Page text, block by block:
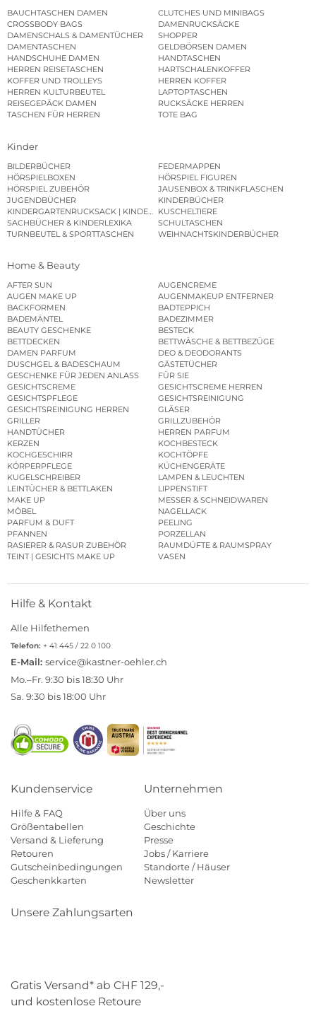
BAUCHTASCHEN DAMEN
CLUTCHES UND MINIBAGS
CROSSBODY BAGS
DAMENRUCKSÄCKE
DAMENSCHALS & DAMENTÜCHER
SHOPPER
DAMENTASCHEN
GELDBÖRSEN DAMEN
HANDSCHUHE DAMEN
HANDTASCHEN
HERREN REISETASCHEN
HARTSCHALENKOFFER
KOFFER UND TROLLEYS
HERREN KOFFER
HERREN KULTURBEUTEL
LAPTOPTASCHEN
REISEGEPÄCK DAMEN
RUCKSÄCKE HERREN
TASCHEN FÜR HERREN
TOTE BAG
Kinder
BILDERBÜCHER
FEDERMAPPEN
HÖRSPIELBOXEN
HÖRSPIEL FIGUREN
HÖRSPIEL ZUBEHÖR
JAUSENBOX & TRINKFLASCHEN
JUGENDBÜCHER
KINDERBÜCHER
KINDERGARTENRUCKSACK | KINDERGARTENBEUTEL
KUSCHELTIERE
SACHBÜCHER & KINDERLEXIKA
SCHULTASCHEN
TURNBEUTEL & SPORTTASCHEN
WEIHNACHTSKINDERBÜCHER
Home & Beauty
AFTER SUN
AUGENCREME
AUGEN MAKE UP
AUGENMAKEUP ENTFERNER
BACKFORMEN
BADTEPPICH
BADEMÄNTEL
BADEZIMMER
BEAUTY GESCHENKE
BESTECK
BETTDECKEN
BETTWÄSCHE & BETTBEZÜGE
DAMEN PARFUM
DEO & DEODORANTS
DUSCHGEL & BADESCHAUM
GÄSTETÜCHER
GESCHENKE FÜR JEDEN ANLASS
FÜR SIE
GESICHTSCREME
GESICHTSCREME HERREN
GESICHTSPFLEGE
GESICHTSREINIGUNG
GESICHTSREINIGUNG HERREN
GLÄSER
GRILLER
GRILLZUBEHÖR
HANDTÜCHER
HERREN PARFUM
KERZEN
KOCHBESTECK
KOCHGESCHIRR
KOCHTÖPFE
KÖRPERPFLEGE
KÜCHENGERÄTE
KUGELSCHREIBER
LAMPEN & LEUCHTEN
LEINTÜCHER & BETTLAKEN
LIPPENSTIFT
MAKE UP
MESSER & SCHNEIDWAREN
MÖBEL
NAGELLACK
PARFUM & DUFT
PEELING
PFANNEN
PORZELLAN
RASIERER & RASUR ZUBEHÖR
RAUMDÜFTE & RAUMSPRAY
TEINT | GESICHTS MAKE UP
VASEN
Hilfe & Kontakt
Alle Hilfethemen
Telefon: + 41 445 / 22 0 100
E-Mail: service@kastner-oehler.ch
Mo.–Fr. 9:30 bis 18:30 Uhr
Sa. 9:30 bis 18:00 Uhr
Kundenservice
Hilfe & FAQ
Größentabellen
Versand & Lieferung
Retouren
Gutscheinbedingungen
Geschenkkarten
Unternehmen
Über uns
Geschichte
Presse
Jobs / Karriere
Standorte / Häuser
Newsletter
Unsere Zahlungsarten
Gratis Versand* ab CHF 129,-
und kostenlose Retoure